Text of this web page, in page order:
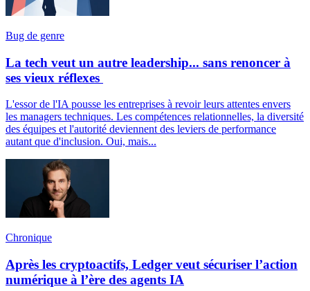
Bug de genre
La tech veut un autre leadership... sans renoncer à
ses vieux réflexes
L'essor de l'IA pousse les entreprises à revoir leurs attentes envers
les managers techniques. Les compétences relationnelles, la diversité
des équipes et l'autorité deviennent des leviers de performance
autant que d'inclusion. Oui, mais...
Chronique
Après les cryptoactifs, Ledger veut sécuriser l’action
numérique à l’ère des agents IA